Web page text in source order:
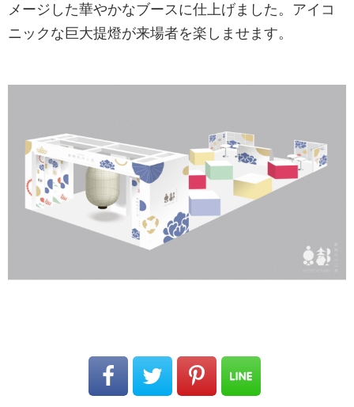
メージした華やかなブースに仕上げました。アイコ
ニックな巨大提燈が来場者を楽しませます。